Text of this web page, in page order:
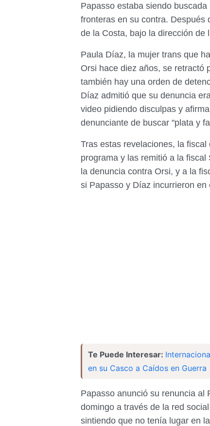
Papasso estaba siendo
fronteras en su contra. Después
de la Costa, bajo la dirección de
Paula Díaz, la mujer trans que
Orsi hace diez años, se retractó
también hay una orden de
Díaz admitió que su denuncia
video pidiendo disculpas y
denunciante de buscar "plata y
Tras estas revelaciones, la
programa y las remitió a la
la denuncia contra Orsi, y a la
si Papasso y Díaz incurrieron
Te Puede Interesar:
en su Casco a Caídos en Guerra
Papasso anunció su renuncia al
domingo a través de la red
sintiendo que no tenía lugar en